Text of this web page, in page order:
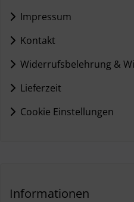
Impressum
Kontakt
Widerrufsbelehrung &
Lieferzeit
Cookie Einstellungen
Informationen